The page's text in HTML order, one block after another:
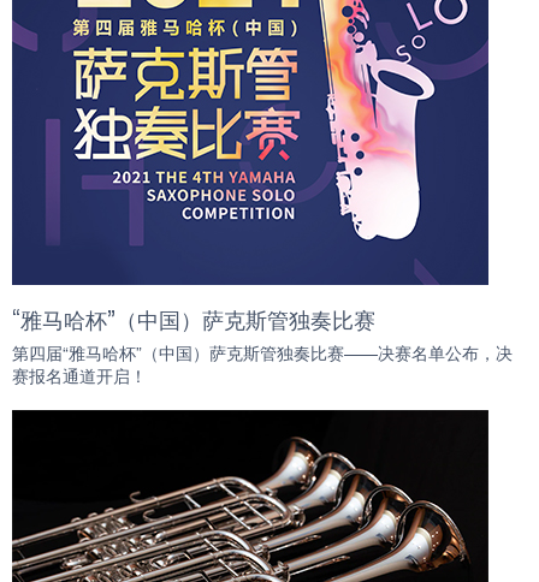
“雅马哈杯”（中国）萨克斯管独奏比赛
第四届“雅马哈杯”（中国）萨克斯管独奏比赛——决赛名单公布，决
赛报名通道开启！